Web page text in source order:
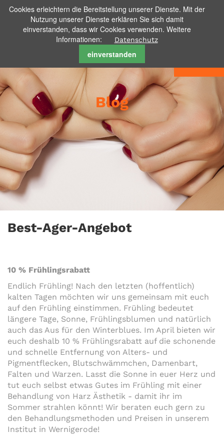
Cookies erleichtern die Bereitstellung unserer Dienste. Mit der
Nutzung unserer Dienste erklären Sie sich damit
einverstanden, dass wir Cookies verwenden. Weitere
Informationen:
Datenschutz
einverstanden
Blog
Best-Ager-Angebot
10 % Frühlingsrabatt
Endlich Frühling! Nach den letzten (hoffentlich)
kalten Tagen möchten wir uns gemeinsam mit euch
auf den Frühling einstimmen. Frühling bedeutet
längere Tage, Sonne, Frühlingsblumen und natürlich
auch das Aus für den Winterblues. Im April bieten wir
euch deshalb 10 % Frühlingsrabatt auf die schonende
und schnelle Entfernung von Alters- und
Pigmentflecken, Blutschwämmchen, Damenbart,
Falten und Warzen. Lasst die Sonne in euer Herz und
tut euch selbst etwas Gutes im Frühling mit einer
Behandlung von Harz Ästhetik - damit ihr im
Sommer strahlen könnt! Wir beraten euch gern zu
den Behandlungsmethoden und Preisen in unserem
Institut in Wernigerode!